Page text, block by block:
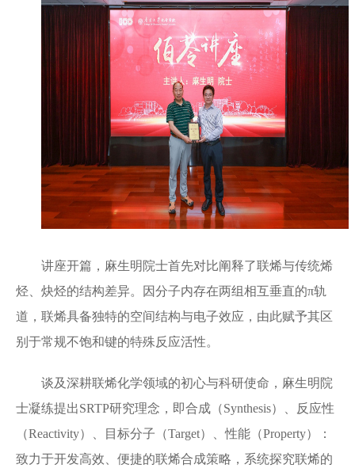
讲座开篇，麻生明院士首先对比阐释了联烯与传统烯
烃、炔烃的结构差异。因分子内存在两组相互垂直的π轨
道，联烯具备独特的空间结构与电子效应，由此赋予其区
别于常规不饱和键的特殊反应活性。
谈及深耕联烯化学领域的初心与科研使命，麻生明院
士凝练提出SRTP研究理念，即合成（Synthesis）、反应性
（Reactivity）、目标分子（Target）、性能（Property）：
致力于开发高效、便捷的联烯合成策略，系统探究联烯的